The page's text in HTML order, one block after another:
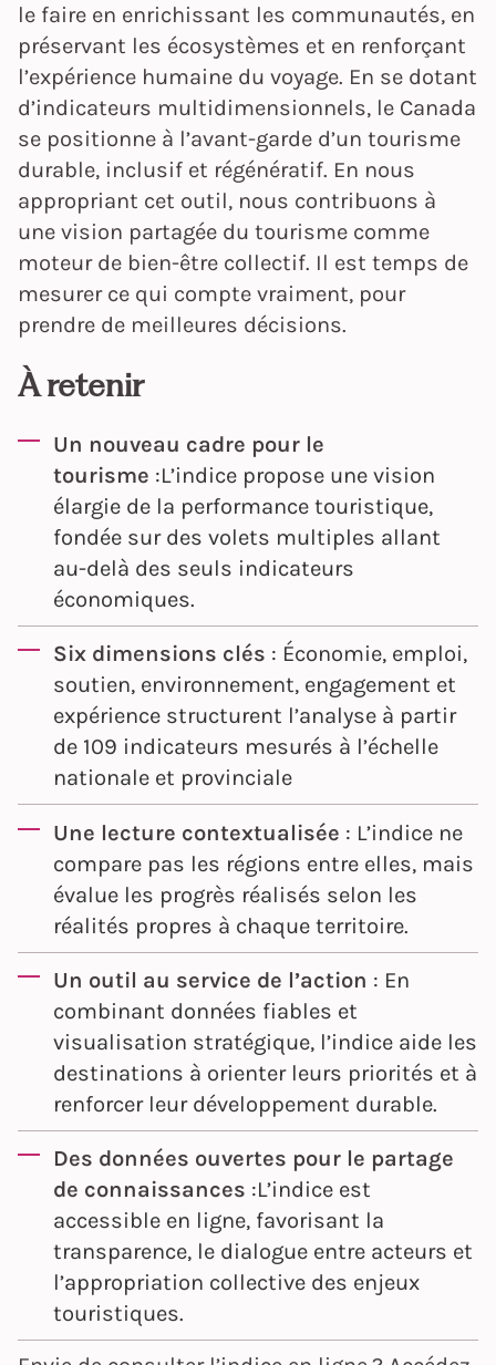
le faire en enrichissant les communautés, en
préservant les écosystèmes et en renforçant
l’expérience humaine du voyage. En se dotant
d’indicateurs multidimensionnels, le Canada
se positionne à l’avant-garde d’un tourisme
durable, inclusif et régénératif. En nous
appropriant cet outil, nous contribuons à
une vision partagée du tourisme comme
moteur de bien-être collectif. Il est temps de
mesurer ce qui compte vraiment, pour
prendre de meilleures décisions.
À retenir
Un nouveau cadre pour le
tourisme :L’indice propose une vision
élargie de la performance touristique,
fondée sur des volets multiples allant
au-delà des seuls indicateurs
économiques.
Six dimensions clés : Économie, emploi,
soutien, environnement, engagement et
expérience structurent l’analyse à partir
de 109 indicateurs mesurés à l’échelle
nationale et provinciale
Une lecture contextualisée : L’indice ne
compare pas les régions entre elles, mais
évalue les progrès réalisés selon les
réalités propres à chaque territoire.
Un outil au service de l’action : En
combinant données fiables et
visualisation stratégique, l’indice aide les
destinations à orienter leurs priorités et à
renforcer leur développement durable.
Des données ouvertes pour le partage
de connaissances :L’indice est
accessible en ligne, favorisant la
transparence, le dialogue entre acteurs et
l’appropriation collective des enjeux
touristiques.